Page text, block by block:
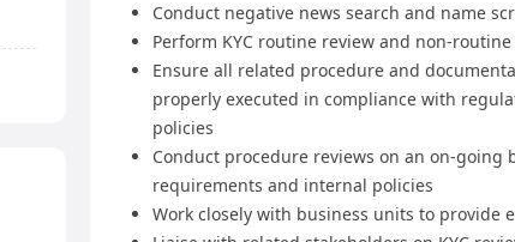
Conduct negative news search and name
Perform KYC routine review and non-
Ensure all related procedure and
properly executed in compliance with
policies
Conduct procedure reviews on an on-
requirements and internal policies
Work closely with business units to provide